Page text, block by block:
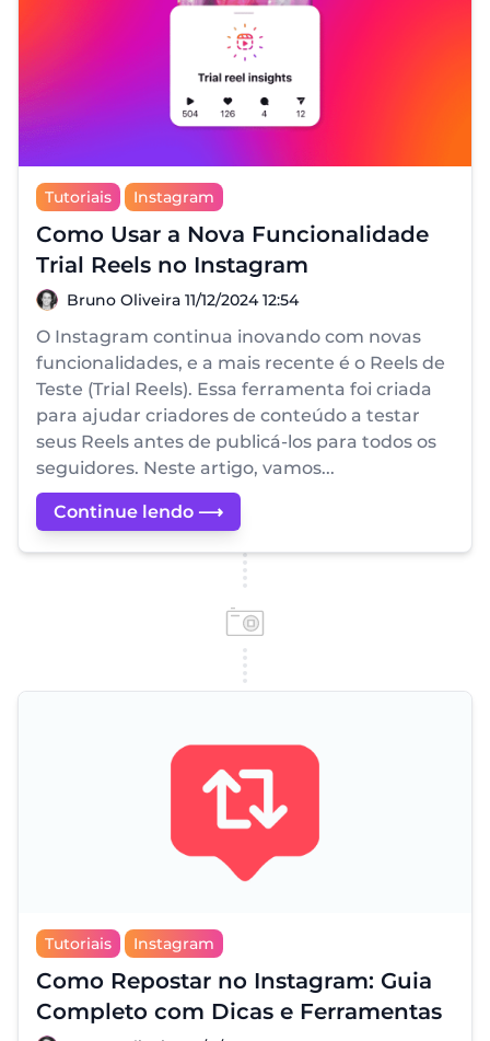
Tutoriais Instagram
Como Usar a Nova Funcionalidade
Trial Reels no Instagram
Bruno Oliveira
Bruno Oliveira 11/12/2024 12:54
O Instagram continua inovando com novas
funcionalidades, e a mais recente é o Reels de
Teste (Trial Reels). Essa ferramenta foi criada
para ajudar criadores de conteúdo a testar
seus Reels antes de publicá-los para todos os
seguidores. Neste artigo, vamos...
Continue lendo ⟶
Tutoriais Instagram
Como Repostar no Instagram: Guia
Completo com Dicas e Ferramentas